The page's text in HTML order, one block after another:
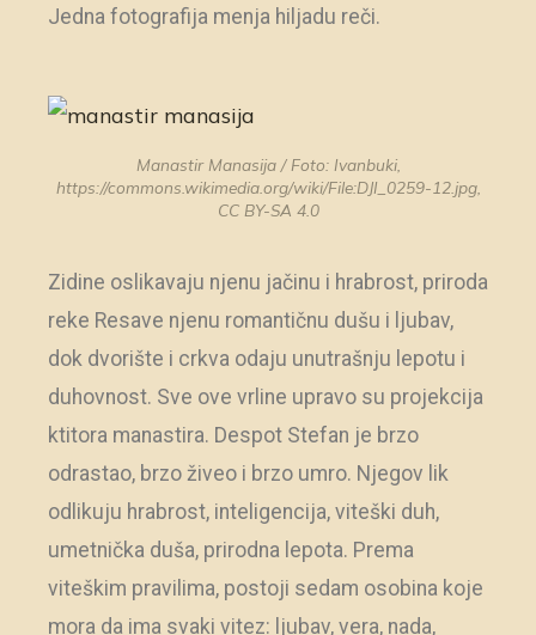
Jedna fotografija menja hiljadu reči.
Manastir Manasija / Foto: Ivanbuki,
https://commons.wikimedia.org/wiki/File:DJI_0259-12.jpg,
CC BY-SA 4.0
Zidine oslikavaju njenu jačinu i hrabrost, priroda
reke Resave njenu romantičnu dušu i ljubav,
dok dvorište i crkva odaju unutrašnju lepotu i
duhovnost. Sve ove vrline upravo su projekcija
ktitora manastira. Despot Stefan je brzo
odrastao, brzo živeo i brzo umro. Njegov lik
odlikuju hrabrost, inteligencija, viteški duh,
umetnička duša, prirodna lepota. Prema
viteškim pravilima, postoji sedam osobina koje
mora da ima svaki vitez: ljubav, vera, nada,